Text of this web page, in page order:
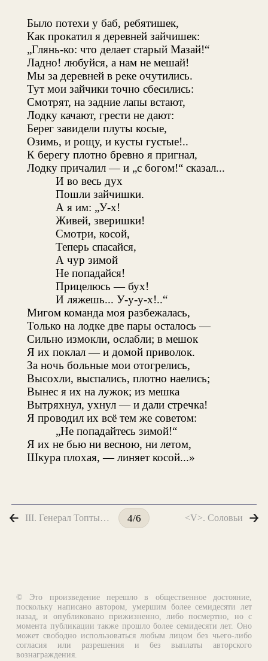
Было потехи у баб, ребятишек,
Как прокатил я деревней зайчишек:
„Глянь-ко: что делает старый Мазай!“
Ладно! любуйся, а нам не мешай!
Мы за деревней в реке очутились.
Тут мои зайчики точно сбесились:
Смотрят, на задние лапы встают,
Лодку качают, грести не дают:
Берег завидели плуты косые,
Озимь, и рощу, и кусты густые!..
К берегу плотно бревно я пригнал,
Лодку причалил — и „с богом!“ сказал...
И во весь дух
Пошли зайчишки.
А я им: „У-х!
Живей, зверишки!
Смотри, косой,
Теперь спасайся,
А чур зимой
Не попадайся!
Прицелюсь — бух!
И ляжешь... У-у-у-х!..“
Мигом команда моя разбежалась,
Только на лодке две пары осталось —
Сильно измокли, ослабли; в мешок
Я их поклал — и домой приволок.
За ночь больные мои отогрелись,
Высохли, выспались, плотно наелись;
Вынес я их на лужок; из мешка
Вытряхнул, ухнул — и дали стречка!
Я проводил их всё тем же советом:
„Не попадайтесь зимой!“
Я их не бью ни весною, ни летом,
Шкура плохая, — линяет косой...»
III. Генерал Топтыгин 4/6 <V>. Соловьи
© Это произведение перешло в общественное достояние,
поскольку написано автором, умершим более семидесяти лет
назад, и опубликовано прижизненно, либо посмертно, но с
момента публикации также прошло более семидесяти лет. Оно
может свободно использоваться любым лицом без чьего-либо
согласия или разрешения и без выплаты авторского
вознаграждения.